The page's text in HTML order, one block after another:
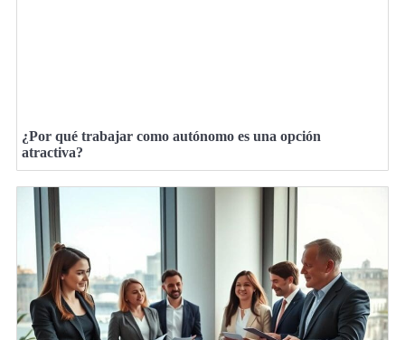
¿Por qué trabajar como autónomo es una opción
atractiva?